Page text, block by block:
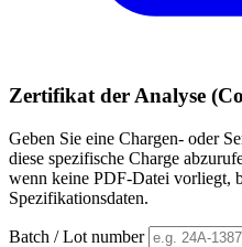
Zertifikat der Analyse
Geben Sie eine Chargen- oder
diese spezifische Charge
wenn keine PDF-Datei vorliegt,
Spezifikationsdaten.
Batch / Lot number